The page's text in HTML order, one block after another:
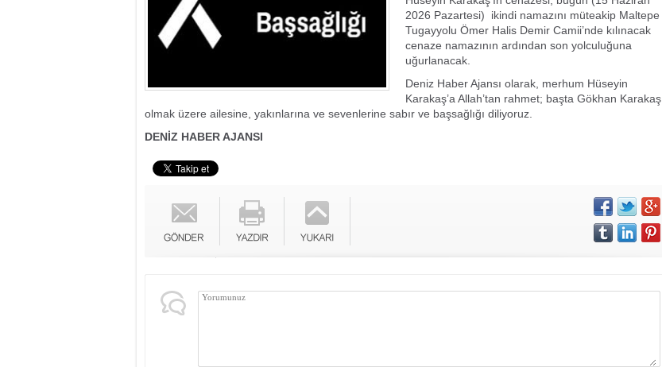
2026 Pazartesi) ikindi namazını müteakip Maltepe
Tugayyolu Ömer Halis Demir Camii’nde kılınacak
cenaze namazının ardından son yolculuğuna
uğurlanacak.
Deniz Haber Ajansı olarak, merhum Hüseyin
Karakaş’a Allah’tan rahmet; başta Gökhan Karakaş
olmak üzere ailesine, yakınlarına ve sevenlerine sabır ve başsağlığı diliyoruz.
DENİZ HABER AJANSI